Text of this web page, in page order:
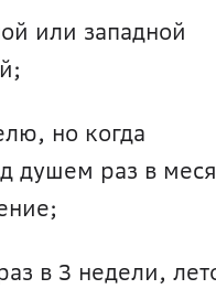
или западной
но когда
душем раз в
в 3 недели,